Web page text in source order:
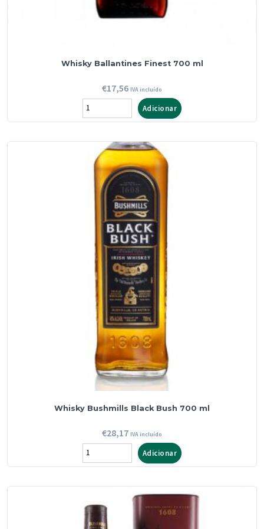
Whisky Ballantines Finest 700 ml
€17,56 IVA incluído
Quantidade
de
Ballantines
Finest
Adicionar
Whisky Bushmills Black Bush 700 ml
€28,17 IVA incluído
Quantidade
de
Black
Adicionar